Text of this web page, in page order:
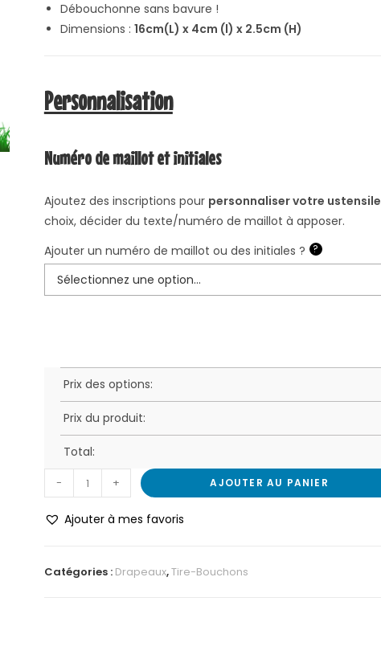
Débouchonne sans bavure !
Dimensions : 16cm(L) x 4cm (l) x 2.5cm (H)
Personnalisation
Numéro de maillot et initiales
Ajoutez des inscriptions pour personnaliser votre ustensile
choix, décider du texte/numéro de maillot à apposer.
Ajouter un numéro de maillot ou des initiales ?
?
Prix des options:
Prix du produit:
Total:
- + AJOUTER AU PANIER
Ajouter à mes favoris
Catégories : Drapeaux,Tire-Bouchons